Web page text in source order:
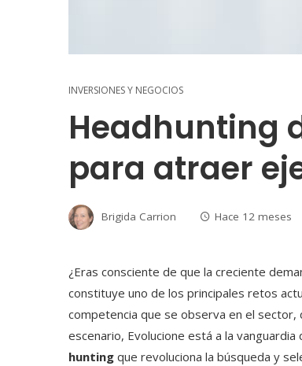
INVERSIONES Y NEGOCIOS
Headhunting
para atraer
Brigida Carrion Hace 12 meses
¿Eras consciente de que la creciente
constituye uno de los principales retos
competencia que se observa en el sector,
escenario, Evolucione está a la
hunting que revoluciona la búsqueda y